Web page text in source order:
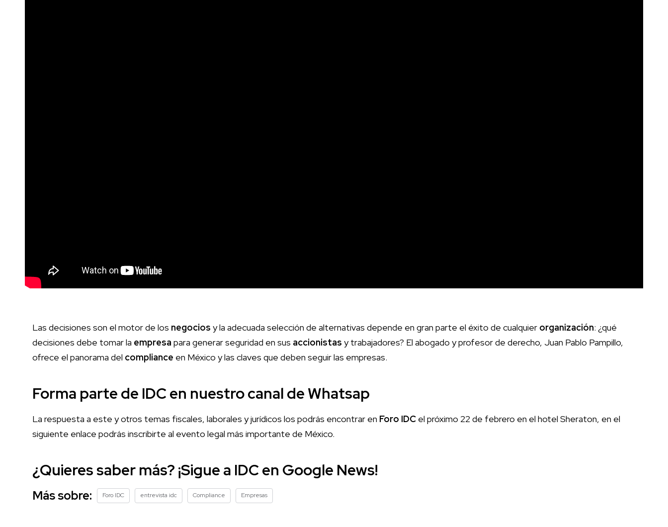
Las decisiones son el motor de los negocios y la adecuada selección de alternativas depende en gran parte el éxito de cualquier organización: ¿qué
decisiones debe tomar la empresa para generar seguridad en sus accionistas y trabajadores? El abogado y profesor de derecho, Juan Pablo Pampillo,
ofrece el panorama del compliance en México y las claves que deben seguir las empresas.
Forma parte de IDC en nuestro canal de Whatsap
La respuesta a este y otros temas fiscales, laborales y jurídicos los podrás encontrar en Foro IDC el próximo 22 de febrero en el hotel Sheraton, en el
siguiente enlace podrás inscribirte al evento legal más importante de México.
¿Quieres saber más? ¡Sigue a IDC en Google News!
Más sobre: Foro IDC entrevista idc Compliance Empresas